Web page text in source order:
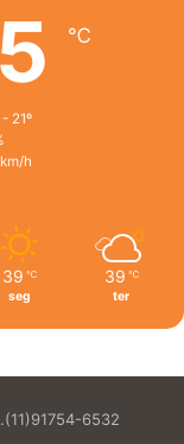
℃
21º
km/h
39 ℃
seg
39 ℃
ter
6532